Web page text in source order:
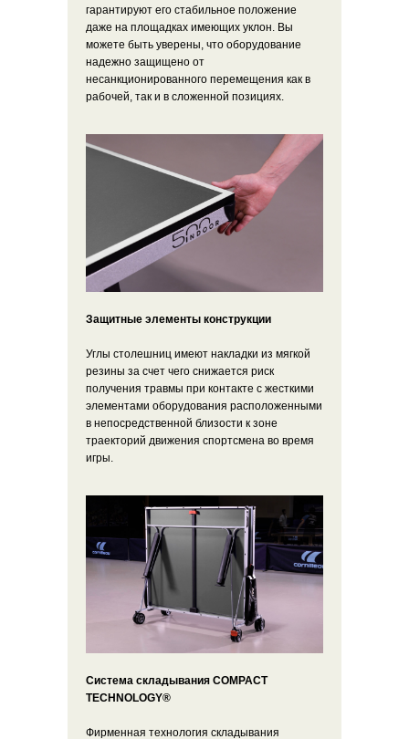
гарантируют его стабильное положение
даже на площадках имеющих уклон. Вы
можете быть уверены, что оборудование
надежно защищено от
несанкционированного перемещения как в
рабочей, так и в сложенной позициях.
Защитные элементы конструкции
Углы столешниц имеют накладки из мягкой
резины за счет чего снижается риск
получения травмы при контакте с жесткими
элементами оборудования расположенными
в непосредственной близости к зоне
траекторий движения спортсмена во время
игры.
Система складывания COMPACT
TECHNOLOGY®
Фирменная технология складывания